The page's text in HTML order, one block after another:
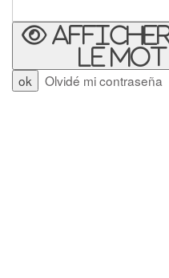
Afficher
le mot
Olvidé mi contraseña